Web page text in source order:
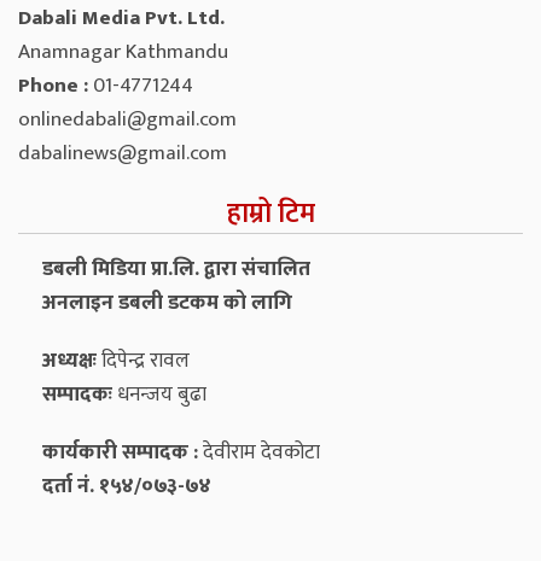
Dabali Media Pvt. Ltd.
Anamnagar Kathmandu
Phone :01-4771244
onlinedabali@gmail.com
dabalinews@gmail.com
हाम्रो टिम
डबली मिडिया प्रा.लि. द्वारा संचालित
अनलाइन डबली डटकम को लागि
अध्यक्षःदिपेन्द्र रावल
सम्पादकःधनन्‍जय बुढा
कार्यकारी सम्पादक :देवीराम देवकोटा
दर्ता नं. १५४/०७३-७४